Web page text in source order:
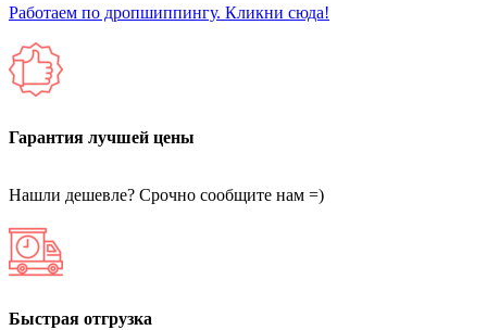
Работаем по дропшиппингу. Кликни сюда!
Гарантия лучшей цены
Нашли дешевле? Срочно сообщите нам =)
Быстрая отгрузка